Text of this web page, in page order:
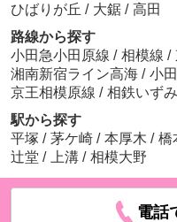
ひばりが丘 / 大鋸 / 高田
路線から探す
小田急小田原線 / 相模線 /
湘南新宿ライン高海 / 小
京王相模原線 / 相鉄いず
駅から探す
平塚 / 茅ケ崎 / 本厚木 / 橋
辻堂 / 上溝 / 相模大野
電話